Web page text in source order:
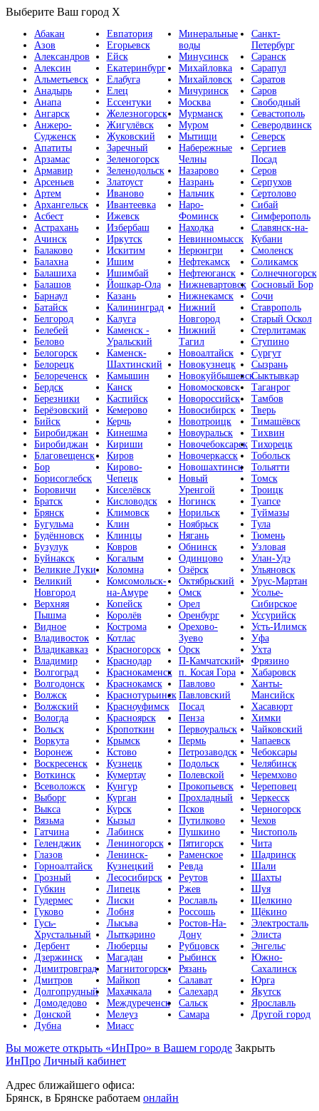
Выберите Ваш город X
Абакан
Азов
Александров
Алексин
Альметьевск
Анадырь
Анапа
Ангарск
Анжеро-
Судженск
Апатиты
Арзамас
Армавир
Арсеньев
Артем
Архангельск
Асбест
Астрахань
Ачинск
Балаково
Балахна
Балашиха
Балашов
Барнаул
Батайск
Белгород
Белебей
Белово
Белогорск
Белорецк
Белореченск
Бердск
Березники
Берёзовский
Бийск
Биробиджан
Биробиджан
Благовещенск
Бор
Борисоглебск
Боровичи
Братск
Брянск
Бугульма
Будённовск
Бузулук
Буйнакск
Великие Луки
Великий
Новгород
Верхняя
Пышма
Видное
Владивосток
Владикавказ
Владимир
Волгоград
Волгодонск
Волжск
Волжский
Вологда
Вольск
Воркута
Воронеж
Воскресенск
Воткинск
Всеволожск
Выборг
Выкса
Вязьма
Гатчина
Геленджик
Глазов
Горноалтайск
Грозный
Губкин
Гудермес
Гуково
Гусь-
Хрустальный
Дербент
Дзержинск
Димитровград
Дмитров
Долгопрудный
Домодедово
Донской
Дубна
Евпатория
Егорьевск
Ейск
Екатеринбург
Елабуга
Елец
Ессентуки
Железногорск
Жигулёвск
Жуковский
Заречный
Зеленогорск
Зеленодольск
Златоуст
Иваново
Ивантеевка
Ижевск
Избербаш
Иркутск
Искитим
Ишим
Ишимбай
Йошкар-Ола
Казань
Калининград
Калуга
Каменск -
Уральский
Каменск-
Шахтинский
Камышин
Канск
Каспийск
Кемерово
Керчь
Кинешма
Кириши
Киров
Кирово-
Чепецк
Киселёвск
Кисловодск
Климовск
Клин
Клинцы
Ковров
Когалым
Коломна
Комсомольск-
на-Амуре
Копейск
Королёв
Кострома
Котлас
Красногорск
Краснодар
Краснокаменск
Краснокамск
Краснотурьинск
Красноуфимск
Красноярск
Кропоткин
Крымск
Кстово
Кузнецк
Кумертау
Кунгур
Курган
Курск
Кызыл
Лабинск
Лениногорск
Ленинск-
Кузнецкий
Лесосибирск
Липецк
Лиски
Лобня
Лысьва
Лыткарино
Люберцы
Магадан
Магнитогорск
Майкоп
Махачкала
Междуреченск
Мелеуз
Миасс
Минеральные
воды
Минусинск
Михайловка
Михайловск
Мичуринск
Москва
Мурманск
Муром
Мытищи
Набережные
Челны
Назарово
Назрань
Нальчик
Наро-
Фоминск
Находка
Невинномысск
Нерюнгри
Нефтекамск
Нефтеюганск
Нижневартовск
Нижнекамск
Нижний
Новгород
Нижний
Тагил
Новоалтайск
Новокузнецк
Новокуйбышевск
Новомосковск
Новороссийск
Новосибирск
Новотроицк
Новоуральск
Новочебоксарск
Новочеркасск
Новошахтинск
Новый
Уренгой
Ногинск
Норильск
Ноябрьск
Нягань
Обнинск
Одинцово
Озёрск
Октябрьский
Омск
Орел
Оренбург
Орехово-
Зуево
Орск
П-Камчатский
п. Косая Гора
Павлово
Павловский
Посад
Пенза
Первоуральск
Пермь
Петрозаводск
Подольск
Полевской
Прокопьевск
Прохладный
Псков
Путилково
Пушкино
Пятигорск
Раменское
Ревда
Реутов
Ржев
Рославль
Россошь
Ростов-На-
Дону
Рубцовск
Рыбинск
Рязань
Салават
Салехард
Сальск
Самара
Санкт-
Петербург
Саранск
Сарапул
Саратов
Саров
Свободный
Севастополь
Северодвинск
Северск
Сергиев
Посад
Серов
Серпухов
Сертолово
Сибай
Симферополь
Славянск-на-
Кубани
Смоленск
Соликамск
Солнечногорск
Сосновый Бор
Сочи
Ставрополь
Старый Оскол
Стерлитамак
Ступино
Сургут
Сызрань
Сыктывкар
Таганрог
Тамбов
Тверь
Тимашёвск
Тихвин
Тихорецк
Тобольск
Тольятти
Томск
Троицк
Туапсе
Туймазы
Тула
Тюмень
Узловая
Улан-Удэ
Ульяновск
Урус-Мартан
Усолье-
Сибирское
Уссурийск
Усть-Илимск
Уфа
Ухта
Фрязино
Хабаровск
Ханты-
Мансийск
Хасавюрт
Химки
Чайковский
Чапаевск
Чебоксары
Челябинск
Черемхово
Череповец
Черкесск
Черногорск
Чехов
Чистополь
Чита
Шадринск
Шали
Шахты
Шуя
Щелкино
Щёкино
Электросталь
Элиста
Энгельс
Южно-
Сахалинск
Юрга
Якутск
Ярославль
Другой город
Вы можете открыть «ИнПро» в Вашем городе Закрыть
ИнПро Личный кабинет
Адрес ближайшего офиса:
Брянск, в Брянске работаем онлайн